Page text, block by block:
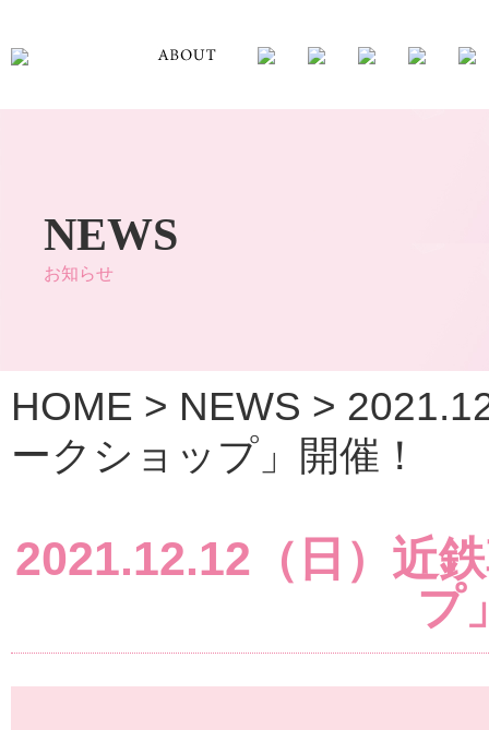
NEWS
お知らせ
HOME > NEWS >
ークショップ」開催！
2021.12.12（日）近
プ